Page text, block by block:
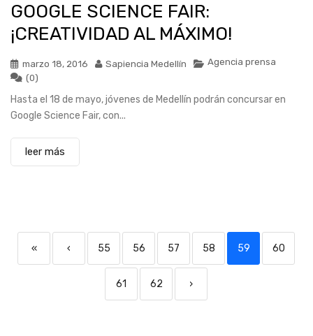
GOOGLE SCIENCE FAIR:
¡CREATIVIDAD AL MÁXIMO!
marzo 18, 2016 Sapiencia Medellín
Agencia prensa
(0)
Hasta el 18 de mayo, jóvenes de Medellín podrán concursar en
Google Science Fair, con...
leer más
« ‹ 55 56 57 58 59 60
61 62 ›